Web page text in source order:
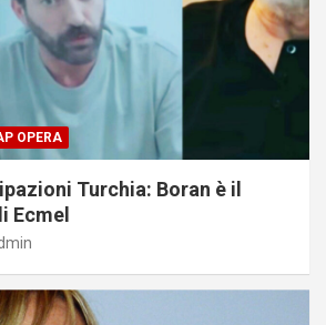
OPERA
Turchia: Boran è il
Ecmel